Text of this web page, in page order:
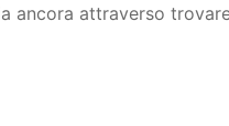
ancora attraverso